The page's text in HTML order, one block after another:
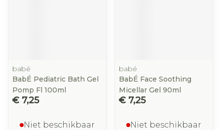
babé
BabÉ Pediatric Bath Gel
Pomp Fl 100ml
€ 7,25
Niet beschikbaar
babé
BabÉ Face Soothing
Micellar Gel 90ml
€ 7,25
Niet beschikbaar